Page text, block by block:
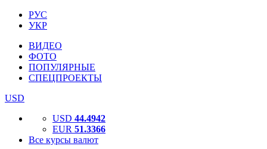
РУС
УКР
ВИДЕО
ФОТО
ПОПУЛЯРНЫЕ
СПЕЦПРОЕКТЫ
USD
USD 44.4942
EUR 51.3366
Все курсы валют